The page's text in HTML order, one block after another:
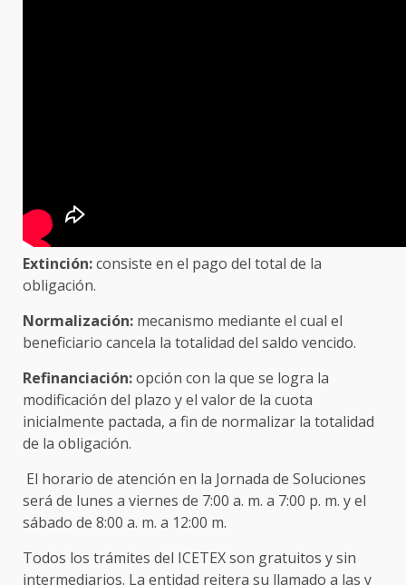
Extinción:consiste en el pago del total de la
obligación.
Normalización: mecanismo mediante el cual el
beneficiario cancela la totalidad del saldo vencido.
Refinanciación:opción con la que se logra la
modificación del plazo y el valor de la cuota
inicialmente pactada, a fin de normalizar la totalidad
de la obligación.
El horario de atención en la Jornada de Soluciones
será de lunes a viernes de 7:00 a. m. a 7:00 p. m. y el
sábado de 8:00 a. m. a 12:00 m.
Todos los trámites del ICETEX son gratuitos y sin
intermediarios. La entidad reitera su llamado a las y